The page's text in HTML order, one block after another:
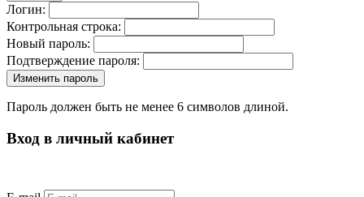
Логин:
Контрольная строка:
Новый пароль:
Подтверждение пароля:
Пароль должен быть не менее 6 символов длиной.
Вход в личный кабинет